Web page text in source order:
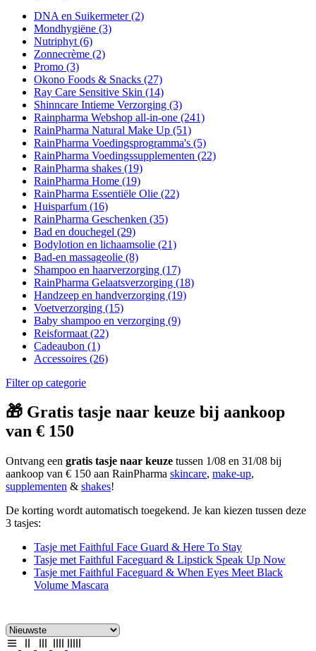
DNA en Suikermeter(2)
Mondhygiëne (3)
Nutriphyt (6)
Zonnecrème (2)
Promo (3)
Okono Foods & Snacks (27)
Ray Care Sensitive Skin (14)
Shinncare Intieme Verzorging (3)
Rainpharma Webshop all-in-one (241)
RainPharma Natural Make Up (51)
RainPharma Voedingsprogramma's (5)
RainPharma Voedingssupplementen (22)
RainPharma shakes (19)
RainPharma Home (19)
RainPharma Essentiële Olie (22)
Huisparfum (16)
RainPharma Geschenken (35)
Bad en douchegel (29)
Bodylotion en lichaamsolie (21)
Bad-en massageolie (8)
Shampoo en haarverzorging (17)
RainPharma Gelaatsverzorging (18)
Handzeep en handverzorging (19)
Voetverzorging (15)
Baby shampoo en verzorging (9)
Reisformaat (22)
Cadeaubon (1)
Accessoires (26)
Filter op categorie
🎁 Gratis tasje naar keuze bij aankoop
van € 150
Ontvang een gratis tasje naar keuze tussen 1/08 en 31/08 bij
aankoop van € 150 aan RainPharma skincare, make-up,
supplementen & shakes!
De korting wordt automatisch toegekend. Je kan kiezen tussen deze
3 tasjes:
Tasje met Faithful Face Guard & Here To Stay
Tasje met Faithful Faceguard & Lipstick Speak Up Now
Tasje met Faithful Faceguard & When Eyes Meet Black
Volume Mascara